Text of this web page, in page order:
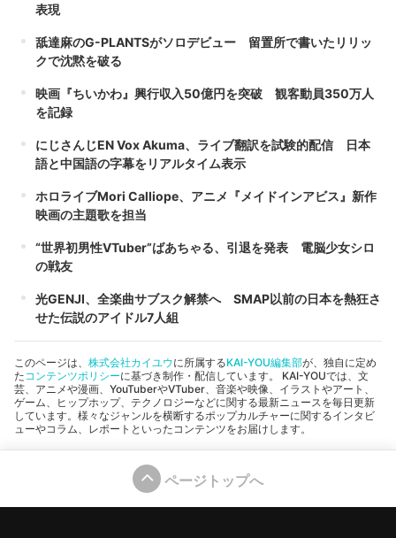
表現
舐達麻のG-PLANTSがソロデビュー 留置所で書いたリリッ
クで沈黙を破る
映画『ちいかわ』興行収入50億円を突破 観客動員350万人
を記録
にじさんじEN Vox Akuma、ライブ翻訳を試験的配信 日本
語と中国語の字幕をリアルタイム表示
ホロライブMori Calliope、アニメ『メイドインアビス』新作
映画の主題歌を担当
“世界初男性VTuber”ばあちゃる、引退を発表 電脳少女シロ
の戦友
光GENJI、全楽曲サブスク解禁へ SMAP以前の日本を熱狂さ
せた伝説のアイドル7人組
このページは、 株式会社カイユウに所属するKAI-YOU編集部が、独自に定め
た コンテンツポリシーに基づき制作・配信しています。 KAI-YOUでは、文
芸、アニメや漫画、YouTuberやVTuber、音楽や映像、イラストやアート、
ゲーム、ヒップホップ、テクノロジーなどに関する最新ニュースを毎日更新
しています。様々なジャンルを横断するポップカルチャーに関するインタビ
ューやコラム、レポートといったコンテンツをお届けします。
ページトップへ